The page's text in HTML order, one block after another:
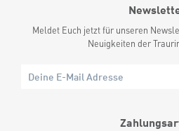
Meldet Euch jetzt für unseren
Neuigkeiten der